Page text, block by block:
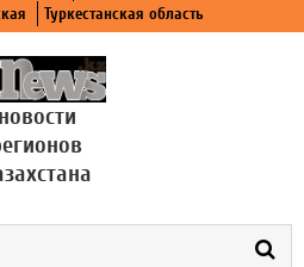
Туркестанская область
новости